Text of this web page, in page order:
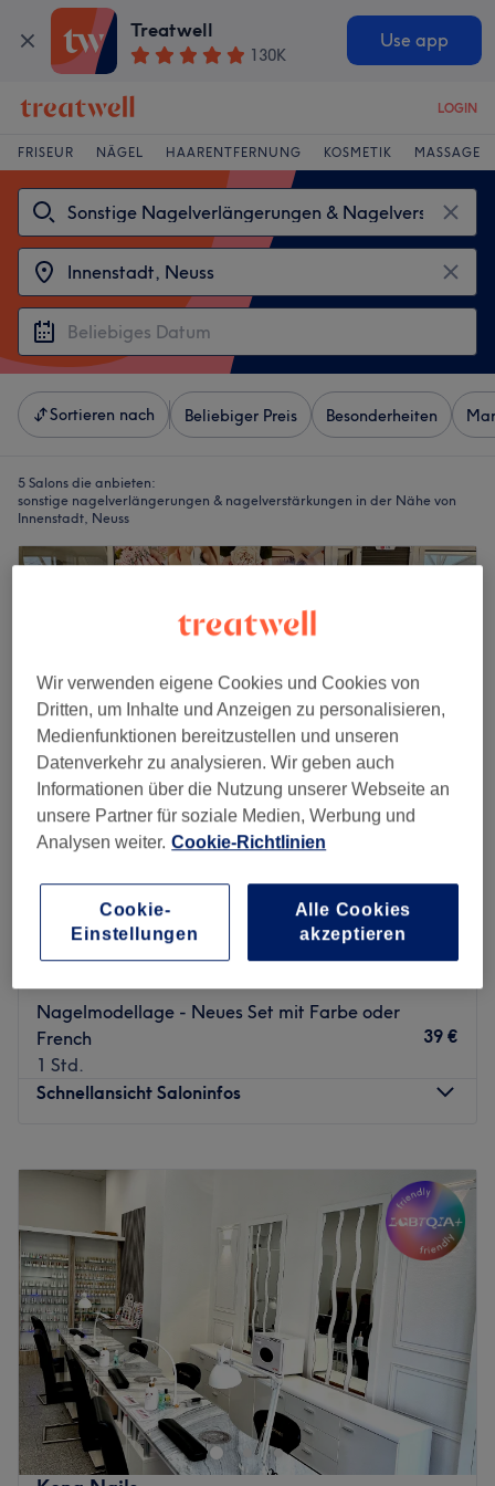
Treatwell
130K
Use app
LOGIN
FRISEUR NÄGEL HAARENTFERNUNG KOSMETIK MASSAGE
Sortieren nach Beliebiger Preis Besonderheiten
5 Salons die anbieten:
sonstige nagelverlängerungen & nagelverstärkungen in der Nähe von
Innenstadt, Neuss
4,7
1737 Bewertungen
Auf Karte anzeigen
Nagelmodellage - Neues Set mit Gel
ab 35 €
Nagelmodellage - Neues Set mit Farbe oder
French
1 Std.
39 €
Schnellansicht Saloninfos
Dienstag
19:00
09:30–19:00
Donnerstag
09:30–19:00
Freitag
09:30 –
19:00
Samstag
09:30
Sonntag
Geschlossen
Gepflegte Hände und gesunde Nägel sind ein wichtiger
Bestandteil des Erscheinungsbildes und verdienen
besonders viel Aufmerksamkeit. Eine gepflegte Hand ist
nicht nur ein modisches Vergnügen, sondern auch eine
Visitenkarte. Das Studio Love Nails & Spa im Meererhof
Wir verwenden eigene Cookies und Cookies von
Dritten, um Inhalte und Anzeigen zu personalisieren,
Medienfunktionen bereitzustellen und unseren
Datenverkehr zu analysieren. Wir geben auch
Informationen über die Nutzung unserer Webseite an
unsere Partner für soziale Medien, Werbung und
Analysen weiter. Cookie-Richtlinien
Cookie-
Einstellungen
Alle Cookies
akzeptieren